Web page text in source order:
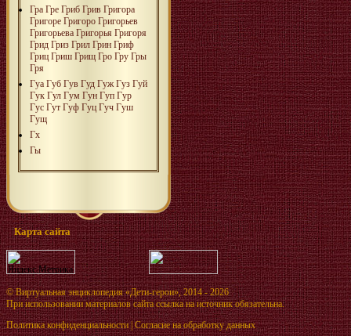
Гра Гре Гриб Грив Григора
Григоре Григоро Григорьев
Григорьева Григорья Григоря
Грид Гриз Грил Грин Гриф
Гриц Гриш Грищ Гро Гру Гры
Гря
Гуа Губ Гув Гуд Гуж Гуз Гуй
Гук Гул Гум Гун Гуп Гур
Гус Гут Гуф Гуц Гуч Гуш
Гущ
Гх
Гы
Карта сайта
©Виртуальная энциклопедия «Дети-герои», 2014 - 2026
При использовании материалов сайта ссылка на источник обязательна.
Политика конфиденциальности|Согласие на обработку данных